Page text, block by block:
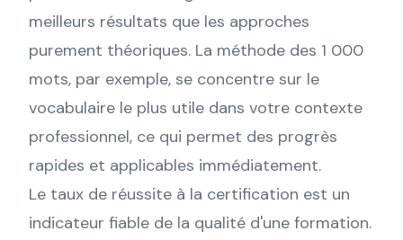
meilleurs résultats que les approches
purement théoriques. La méthode des 1 000
mots, par exemple, se concentre sur le
vocabulaire le plus utile dans votre contexte
professionnel, ce qui permet des progrès
rapides et applicables immédiatement.
Le taux de réussite à la certification est un
indicateur fiable de la qualité d'une formation.